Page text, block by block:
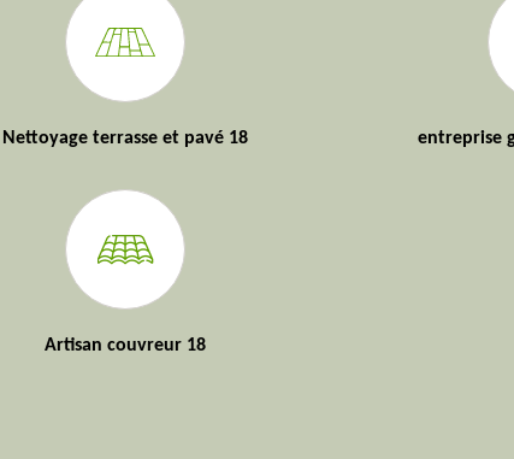
Nettoyage terrasse et pavé 18 entreprise
Artisan couvreur 18